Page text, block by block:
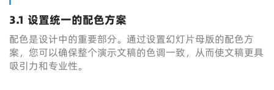
3.1 设置统一的配色方案
配色是设计中的重要部分。通过设置幻灯片母版的配色方
案，您可以确保整个演示文稿的色调一致，从而使文稿更具
吸引力和专业性。